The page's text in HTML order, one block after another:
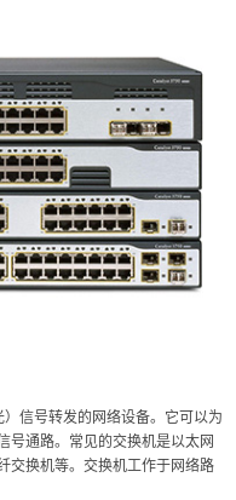
信号转发的网络设备。它可以为
号通路。常见的交换机是以太网
交换机等。交换机工作于网络路